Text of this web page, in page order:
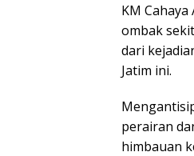
KM
ombak
dari
Jatim ini.
perairan
himbauan